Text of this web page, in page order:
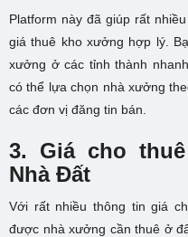
Platform này đã giúp rất
giá thuê kho xưởng hợp lý.
xưởng ở các tỉnh thành
có thể lựa chọn nhà xưởng
các đơn vị đăng tin bán.
3. Giá cho
Nhà Đất
Với rất nhiều thông tin giá
được nhà xưởng cần thuê ở